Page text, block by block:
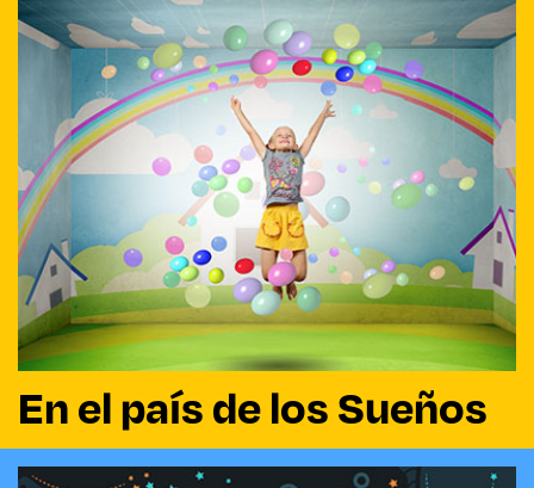
En el país de los Sueños